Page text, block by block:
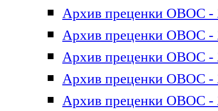
Архив преценки ОВОС -
Архив преценки ОВОС -
Архив преценки ОВОС -
Архив преценки ОВОС -
Архив преценки ОВОС -